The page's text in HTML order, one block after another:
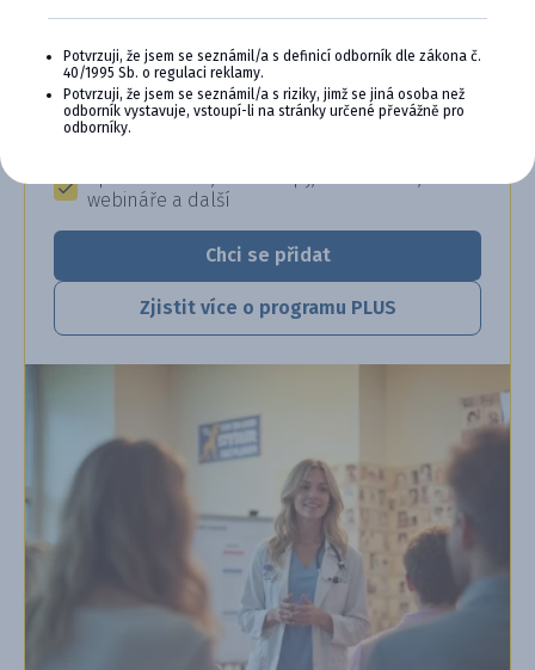
Výhody členství v Programu Cymedica
Plus:
Exkluzivní produkty a služby
webináře a další
Chci se přidat
Zjistit více o programu PLUS
Potvrzuji, že jsem se seznámil/a s definicí odborník dle zákona č.
40/1995 Sb. o regulaci reklamy.
Potvrzuji, že jsem se seznámil/a s riziky, jimž se jiná osoba než
odborník vystavuje, vstoupí-li na stránky určené převážně pro
odborníky.